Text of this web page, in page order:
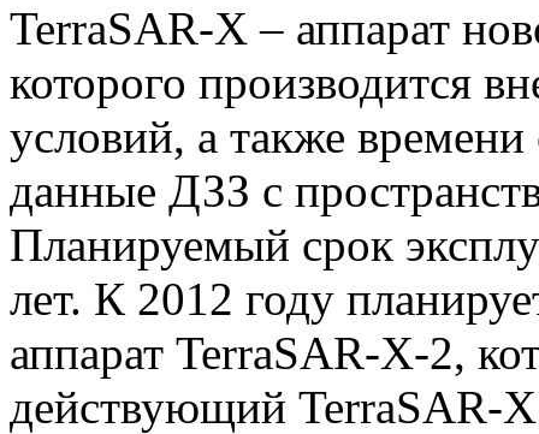
TerraSAR-X – аппарат
которого производится
условий, а также времени
данные ДЗЗ с
Планируемый срок
лет. К 2012 году
аппарат TerraSAR-X-2,
действующий TerraSAR-